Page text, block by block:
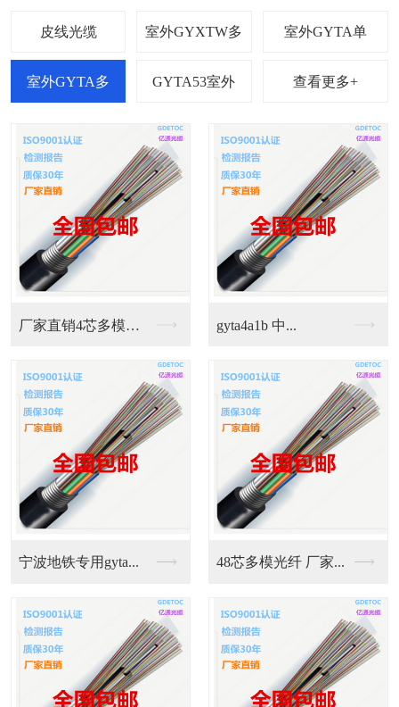
查看更多+
厂家直销4芯多模光缆... gyta4a1b 中...
宁波地铁专用gyta... 48芯多模光纤 厂家...